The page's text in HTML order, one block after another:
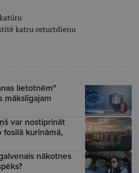
katru ceturtdienu
lietotnēm"
mākslīgajam
var nostiprināt
fosilā kurināmā,
nākotnes